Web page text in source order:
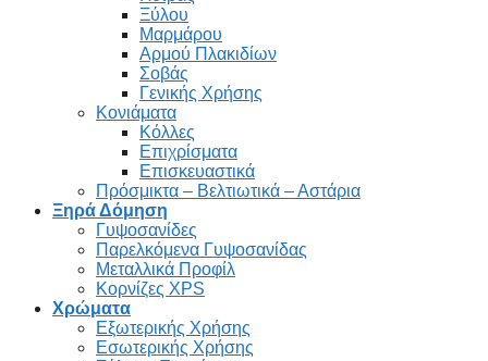
Ξύλου
Μαρμάρου
Αρμού Πλακιδίων
Σοβάς
Γενικής Χρήσης
Κονιάματα
Κόλλες
Επιχρίσματα
Επισκευαστικά
Πρόσμικτα – Βελτιωτικά – Αστάρια
Ξηρά Δόμηση
Γυψοσανίδες
Παρελκόμενα Γυψοσανίδας
Μεταλλικά Προφίλ
Κορνίζες XPS
Χρώματα
Εξωτερικής Χρήσης
Εσωτερικής Χρήσης